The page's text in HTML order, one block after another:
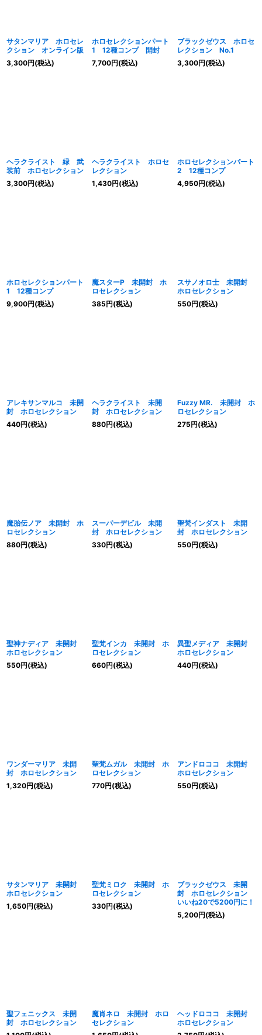
サタンマリア ホロセレ
クション オンライン版
3,300円(税込)
ホロセレクションパート
1 12種コンプ 開封
7,700円(税込)
ブラックゼウス ホロセ
レクション No.1
3,300円(税込)
ヘラクライスト 緑 武
装前 ホロセレクション
3,300円(税込)
ヘラクライスト ホロセ
レクション
1,430円(税込)
ホロセレクションパート
2 12種コンプ
4,950円(税込)
ホロセレクションパート
1 12種コンプ
9,900円(税込)
魔スターP 未開封 ホ
ロセレクション
385円(税込)
スサノオロ士 未開封
ホロセレクション
550円(税込)
アレキサンマルコ 未開
封 ホロセレクション
440円(税込)
ヘラクライスト 未開
封 ホロセレクション
880円(税込)
Fuzzy MR. 未開封 ホ
ロセレクション
275円(税込)
魔胎伝ノア 未開封 ホ
ロセレクション
880円(税込)
スーパーデビル 未開
封 ホロセレクション
330円(税込)
聖梵インダスト 未開
封 ホロセレクション
550円(税込)
聖神ナディア 未開封
ホロセレクション
550円(税込)
聖梵インカ 未開封 ホ
ロセレクション
660円(税込)
異聖メディア 未開封
ホロセレクション
440円(税込)
ワンダーマリア 未開
封 ホロセレクション
1,320円(税込)
聖梵ムガル 未開封 ホ
ロセレクション
770円(税込)
アンドロココ 未開封
ホロセレクション
550円(税込)
サタンマリア 未開封
ホロセレクション
1,650円(税込)
聖梵ミロク 未開封 ホ
ロセレクション
330円(税込)
ブラックゼウス 未開
封 ホロセレクション
いいね20で5200円に！
5,200円(税込)
聖フェニックス 未開
封 ホロセレクション
魔肖ネロ 未開封 ホロ
セレクション
ヘッドロココ 未開封
ホロセレクション